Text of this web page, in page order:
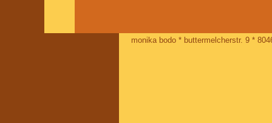
monika bodo * buttermelcherstr. 9 *